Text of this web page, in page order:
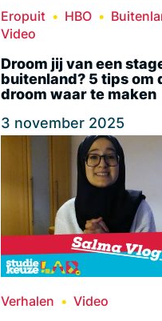
Eropuit HBO
Video
Droom jij van een
buitenland? 5 tips om
droom waar te maken
3 november 2025
Verhalen Video